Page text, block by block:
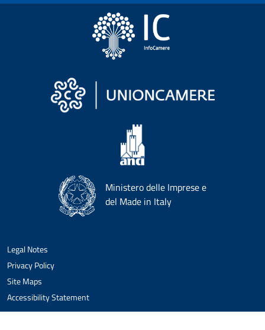
Ministero delle Imprese e
del Made in Italy
Legal Notes
Privacy Policy
Site Maps
Accessibility Statement